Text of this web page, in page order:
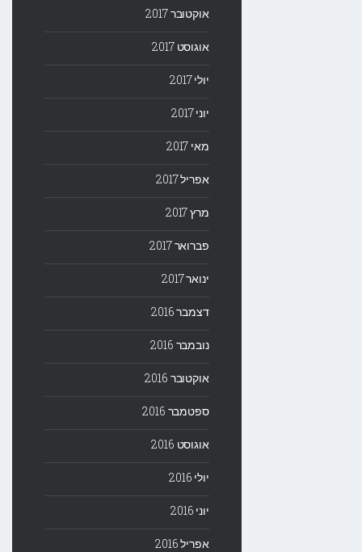
אוקטובר 2017
אוגוסט 2017
יולי 2017
יוני 2017
מאי 2017
אפריל 2017
מרץ 2017
פברואר 2017
ינואר 2017
דצמבר 2016
נובמבר 2016
אוקטובר 2016
ספטמבר 2016
אוגוסט 2016
יולי 2016
יוני 2016
אפריל 2016